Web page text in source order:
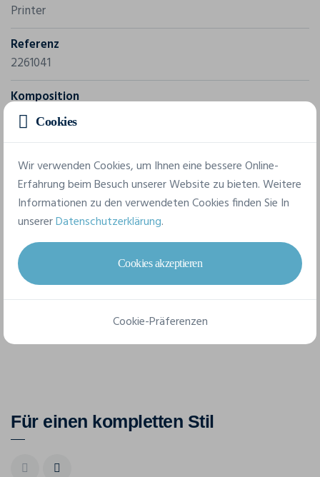
Printer
Referenz
2261041
Komposition
Außenmaterial: 100% polyester Membran TPU:
WP5000/MVP800 Futter (Fleece): 100 % polyester
100 % polyester
7 verfügbare Größen
XS
Für einen kompletten Stil
Cookies
Wir verwenden Cookies, um Ihnen eine bessere Online-
Erfahrung beim Besuch unserer Website zu bieten. Weitere
Informationen zu den verwendeten Cookies finden Sie In
unsererDatenschutzerklärung.
Cookies akzeptieren
Cookie-Präferenzen